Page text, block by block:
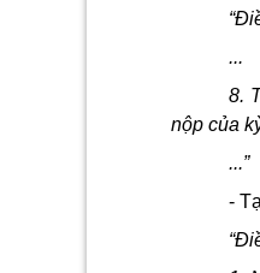
...
8.
nộp của
...”
-